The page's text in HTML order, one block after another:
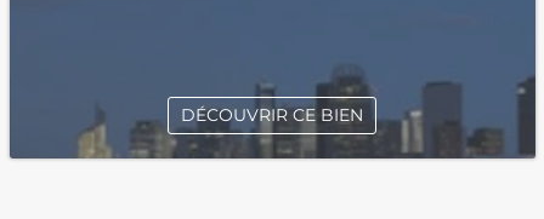
DÉCOUVRIR CE BIEN